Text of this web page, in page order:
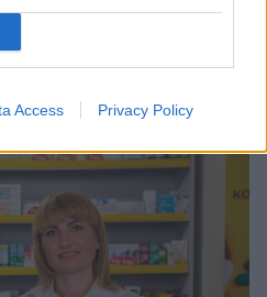
Access Privacy Policy
augalais, tarp
turi būti 1–2 val.